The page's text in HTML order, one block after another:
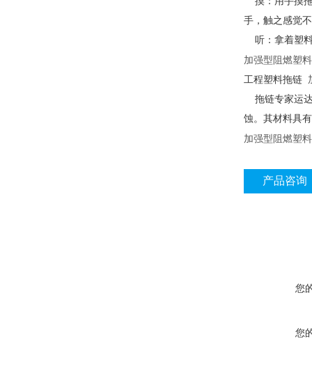
手，触之感觉
听：拿着塑料
加强型阻燃塑
工程塑料拖链
拖链专家运达
蚀。其材料具
加强型阻燃塑
产品咨询
您
您